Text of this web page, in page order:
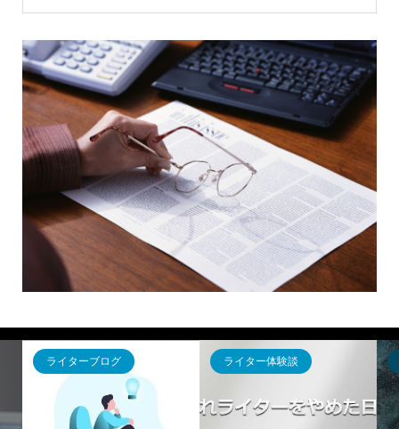
ライターブログ ライター体験談